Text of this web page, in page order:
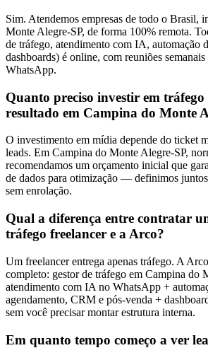
Sim. Atendemos empresas de todo o Brasil,
Monte Alegre-SP, de forma 100% remota.
de tráfego, atendimento com IA, automação
dashboards) é online, com reuniões
WhatsApp.
Quanto preciso investir em
resultado em Campina do Monte
O investimento em mídia depende do ticket
leads. Em Campina do Monte Alegre-SP,
recomendamos um orçamento inicial que
de dados para otimização — definimos
sem enrolação.
Qual a diferença entre contratar
tráfego freelancer e a Arco?
Um freelancer entrega apenas tráfego. A
completo: gestor de tráfego em Campina do
atendimento com IA no WhatsApp +
agendamento, CRM e pós-venda +
sem você precisar montar estrutura interna.
Em quanto tempo começo a ver